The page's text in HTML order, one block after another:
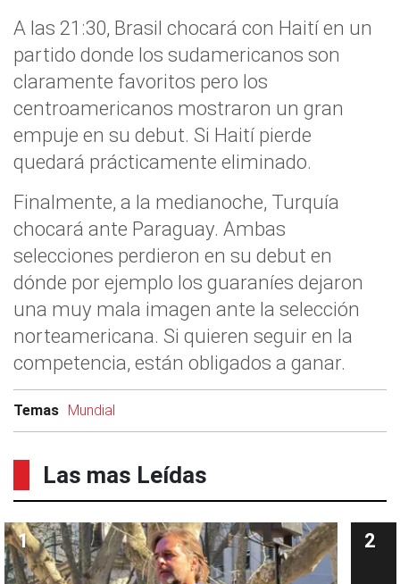
A las 21:30, Brasil chocará con Haití en un
partido donde los sudamericanos son
claramente favoritos pero los
centroamericanos mostraron un gran
empuje en su debut. Si Haití pierde
quedará prácticamente eliminado.
Finalmente, a la medianoche, Turquía
chocará ante Paraguay. Ambas
selecciones perdieron en su debut en
dónde por ejemplo los guaraníes dejaron
una muy mala imagen ante la selección
norteamericana. Si quieren seguir en la
competencia, están obligados a ganar.
Temas Mundial
Las mas Leídas